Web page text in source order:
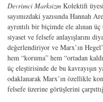
Devrimci Marksizm Kolektifi
sayımızdaki yazısında Hannah
ayrıntılı bir biçimde ele alınan
siyaset ve felsefe anlayışlarını
değerlendiriyor ve Marx’ın
hem “koruma” hem “ortadan
üç eleştirisinde de bu kavrayışın
odaklanarak Marx’ın özellikle
felsefe üze­rine görüşlerini